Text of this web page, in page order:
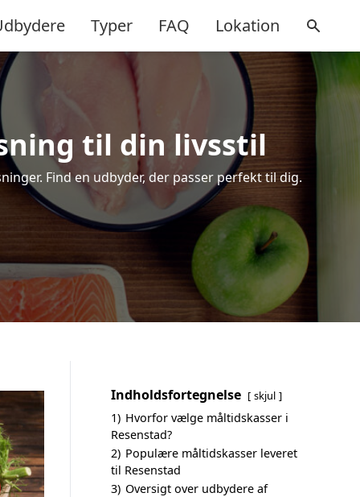
Typer FAQ Lokation
til din livsstil
Find en udbyder, der passer perfekt til dig.
Indholdsfortegnelse skjul
1) Hvorfor vælge måltidskasser i
Resenstad?
2) Populære måltidskasser leveret
til Resenstad
3) Oversigt over udbydere af